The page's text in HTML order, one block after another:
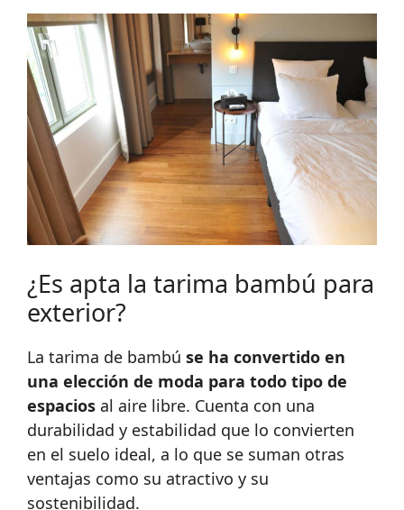
¿Es apta la tarima bambú para
exterior?
La tarima de bambú se ha convertido en
una elección de moda para todo tipo de
espacios al aire libre. Cuenta con una
durabilidad y estabilidad que lo convierten
en el suelo ideal, a lo que se suman otras
ventajas como su atractivo y su
sostenibilidad.